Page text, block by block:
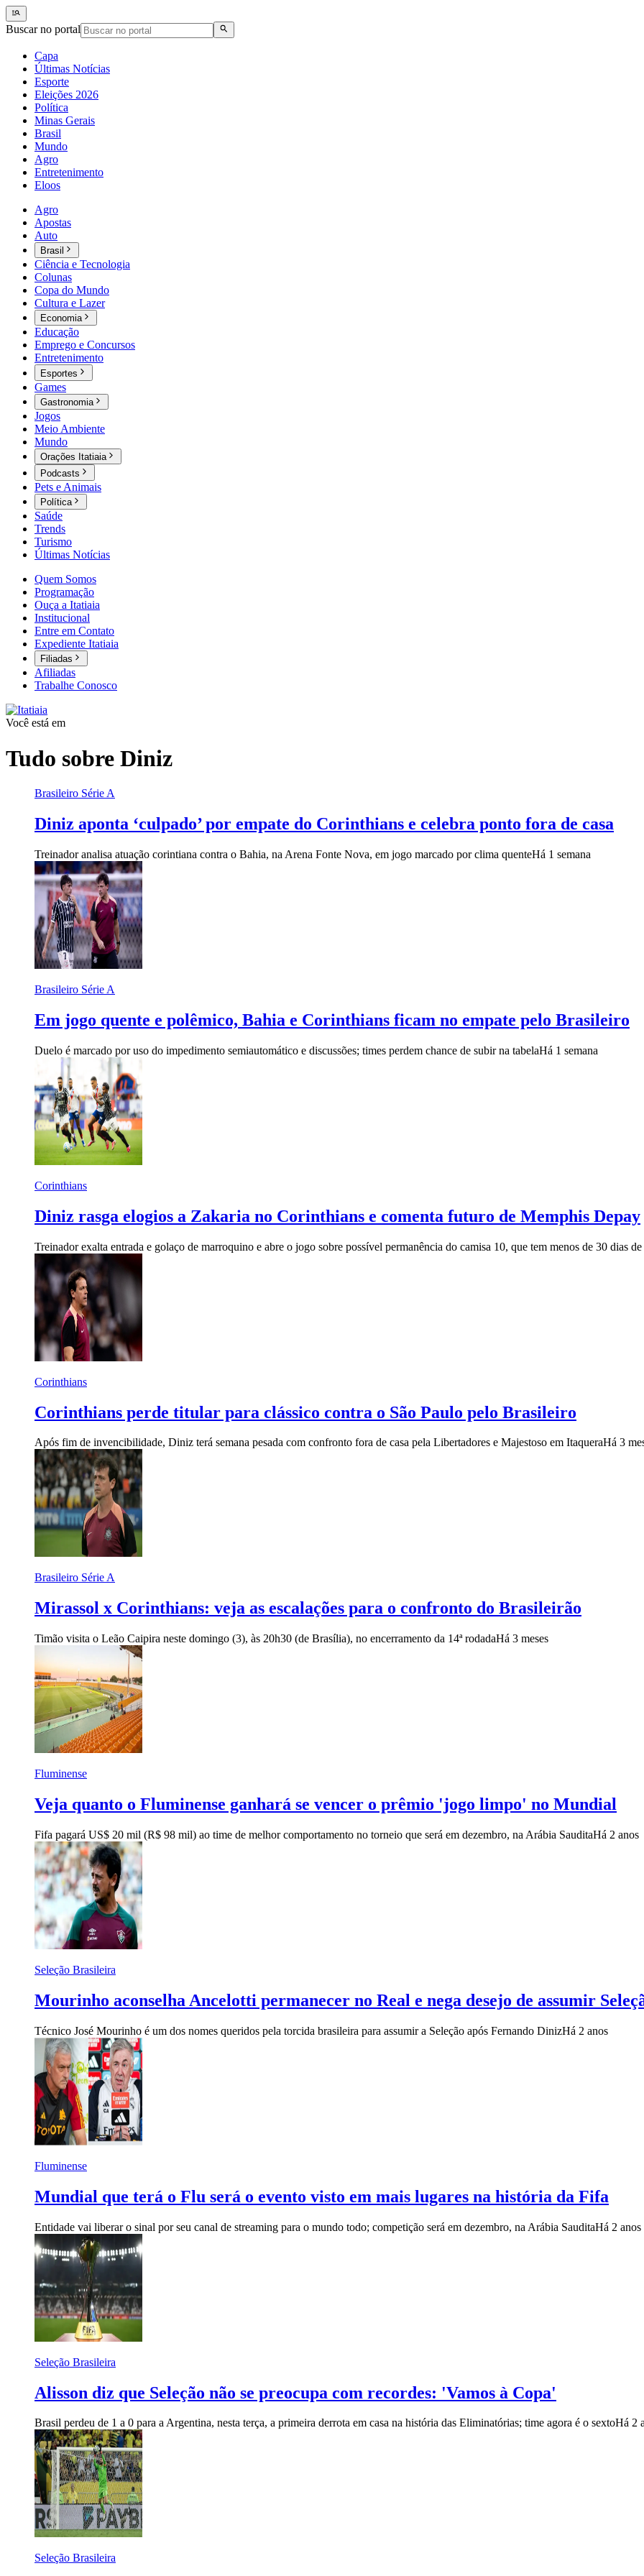
Buscar no portal
Capa
Últimas Notícias
Esporte
Eleições 2026
Política
Minas Gerais
Brasil
Mundo
Agro
Entretenimento
Eloos
Agro
Apostas
Auto
Brasil
Ciência e Tecnologia
Colunas
Copa do Mundo
Cultura e Lazer
Economia
Educação
Emprego e Concursos
Entretenimento
Esportes
Games
Gastronomia
Jogos
Meio Ambiente
Mundo
Orações Itatiaia
Podcasts
Pets e Animais
Política
Saúde
Trends
Turismo
Últimas Notícias
Quem Somos
Programação
Ouça a Itatiaia
Institucional
Entre em Contato
Expediente Itatiaia
Filiadas
Afiliadas
Trabalhe Conosco
Você está em
Tudo sobre Diniz
Brasileiro Série A
Diniz aponta ‘culpado’ por empate do Corinthians e celebra ponto fora de casa
Treinador analisa atuação corintiana contra o Bahia, na Arena Fonte Nova, em jogo marcado por clima quenteHá 1 semana
Brasileiro Série A
Em jogo quente e polêmico, Bahia e Corinthians ficam no empate pelo Brasileiro
Duelo é marcado por uso do impedimento semiautomático e discussões; times perdem chance de subir na tabelaHá 1 semana
Corinthians
Diniz rasga elogios a Zakaria no Corinthians e comenta futuro de Memphis Depay
Treinador exalta entrada e golaço de marroquino e abre o jogo sobre possível permanência do camisa 10, que tem menos de 30 dias
Corinthians
Corinthians perde titular para clássico contra o São Paulo pelo Brasileiro
Após fim de invencibilidade, Diniz terá semana pesada com confronto fora de casa pela Libertadores e Majestoso em ItaqueraHá 3
Brasileiro Série A
Mirassol x Corinthians: veja as escalações para o confronto do Brasileirão
Timão visita o Leão Caipira neste domingo (3), às 20h30 (de Brasília), no encerramento da 14ª rodadaHá 3 meses
Fluminense
Veja quanto o Fluminense ganhará se vencer o prêmio 'jogo limpo' no Mundial
Fifa pagará US$ 20 mil (R$ 98 mil) ao time de melhor comportamento no torneio que será em dezembro, na Arábia SauditaHá 2 anos
Seleção Brasileira
Mourinho aconselha Ancelotti permanecer no Real e nega desejo de assumir
Técnico José Mourinho é um dos nomes queridos pela torcida brasileira para assumir a Seleção após Fernando DinizHá 2 anos
Fluminense
Mundial que terá o Flu será o evento visto em mais lugares na história da Fifa
Entidade vai liberar o sinal por seu canal de streaming para o mundo todo; competição será em dezembro, na Arábia SauditaHá 2 anos
Seleção Brasileira
Alisson diz que Seleção não se preocupa com recordes: 'Vamos à Copa'
Brasil perdeu de 1 a 0 para a Argentina, nesta terça, a primeira derrota em casa na história das Eliminatórias; time agora é o sextoHá 2
Seleção Brasileira